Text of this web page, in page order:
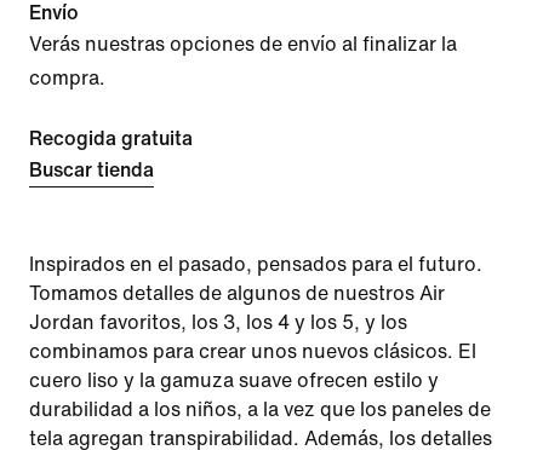
Envío
Verás nuestras opciones de envío al finalizar la
compra.
Recogida gratuita
Buscar tienda
Inspirados en el pasado, pensados para el futuro.
Tomamos detalles de algunos de nuestros Air
Jordan favoritos, los 3, los 4 y los 5, y los
combinamos para crear unos nuevos clásicos. El
cuero liso y la gamuza suave ofrecen estilo y
durabilidad a los niños, a la vez que los paneles de
tela agregan transpirabilidad. Además, los detalles